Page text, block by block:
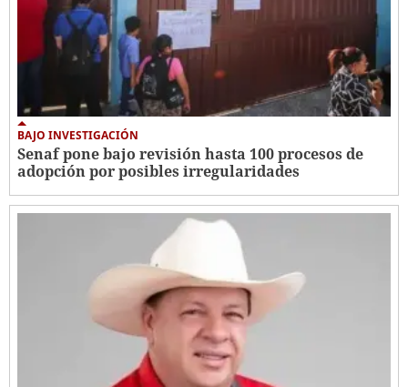
BAJO INVESTIGACIÓN
Senaf pone bajo revisión hasta 100 procesos de
adopción por posibles irregularidades